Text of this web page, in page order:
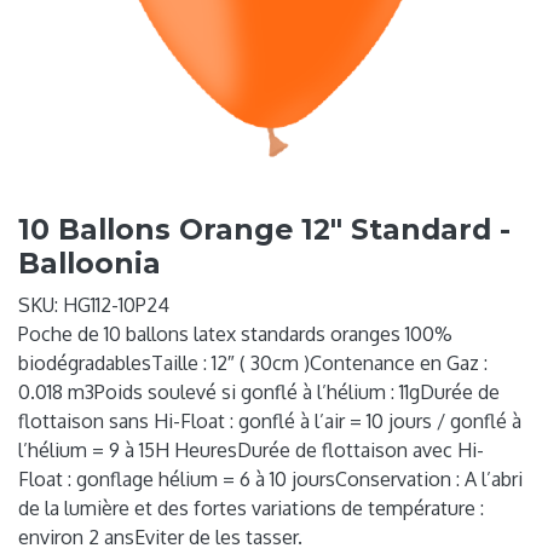
10 Ballons Orange 12" Standard -
Balloonia
SKU: HG112-10P24
Poche de 10 ballons latex standards oranges 100%
biodégradablesTaille : 12″ ( 30cm )Contenance en Gaz :
0.018 m3Poids soulevé si gonflé à l’hélium : 11gDurée de
flottaison sans Hi-Float : gonflé à l’air = 10 jours / gonflé à
l’hélium = 9 à 15H HeuresDurée de flottaison avec Hi-
Float : gonflage hélium = 6 à 10 joursConservation : A l’abri
de la lumière et des fortes variations de température :
environ 2 ansEviter de les tasser.